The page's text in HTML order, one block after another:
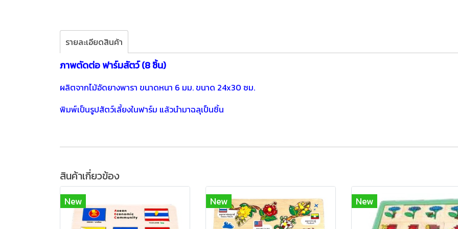
รายละเอียดสินค้า
ภาพตัดต่อ ฟาร์มสัตว์ (8 ชิ้น)
ผลิตจากไม้อัดยางพารา ขนาดหนา 6 มม. ขนาด 24x30 ซม.
พิมพ์เป็นรูปสัตว์เลี้ยงในฟาร์ม แล้วนำมาฉลุเป็นชิ้น
สินค้าเกี่ยวข้อง
New New New